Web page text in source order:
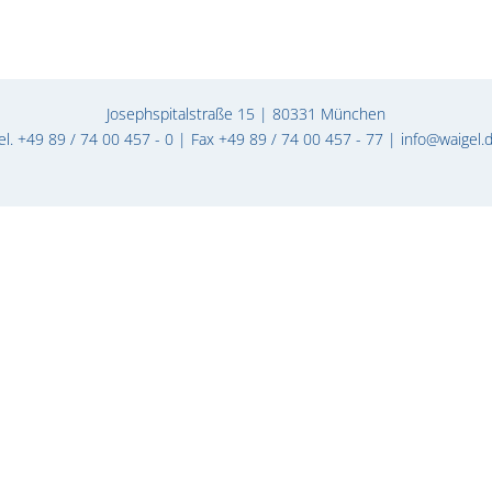
Josephspitalstraße 15 | 80331 München
+49 89 / 74 00 457 - 0 | Fax +49 89 / 74 00 457 - 77 |